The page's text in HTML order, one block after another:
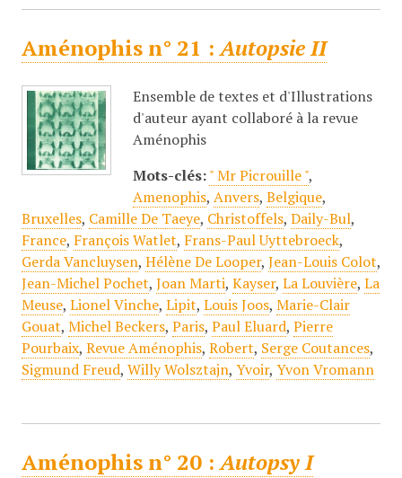
Aménophis n° 21 :Autopsie II
Ensemble de textes et d'Illustrations
d'auteur ayant collaboré à la revue
Aménophis
Mots-clés: " Mr Picrouille ",
Amenophis, Anvers, Belgique,
Bruxelles, Camille De Taeye, Christoffels, Daily-Bul,
France, François Watlet, Frans-Paul Uyttebroeck,
Gerda Vancluysen, Hélène De Looper, Jean-Louis Colot,
Jean-Michel Pochet, Joan Marti, Kayser, La Louvière, La
Meuse, Lionel Vinche, Lipit, Louis Joos, Marie-Clair
Gouat, Michel Beckers, Paris, Paul Eluard, Pierre
Pourbaix, Revue Aménophis, Robert, Serge Coutances,
Sigmund Freud, Willy Wolsztajn, Yvoir, Yvon Vromann
Aménophis n° 20 :Autopsy I